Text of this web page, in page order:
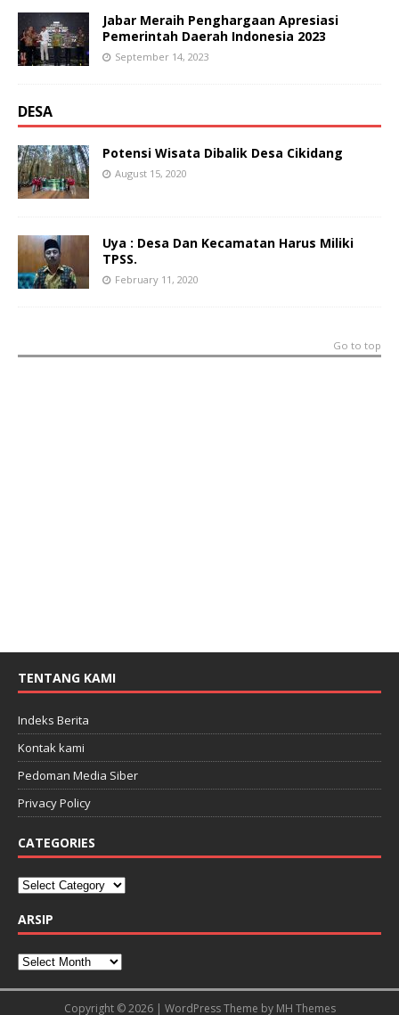
Jabar Meraih Penghargaan Apresiasi
Pemerintah Daerah Indonesia 2023
September 14, 2023
DESA
Potensi Wisata Dibalik Desa Cikidang
August 15, 2020
Uya : Desa Dan Kecamatan Harus Miliki
TPSS.
February 11, 2020
Go to top
TENTANG KAMI
Indeks Berita
Kontak kami
Pedoman Media Siber
Privacy Policy
CATEGORIES
ARSIP
Copyright © 2026 | WordPress Theme by MH Themes